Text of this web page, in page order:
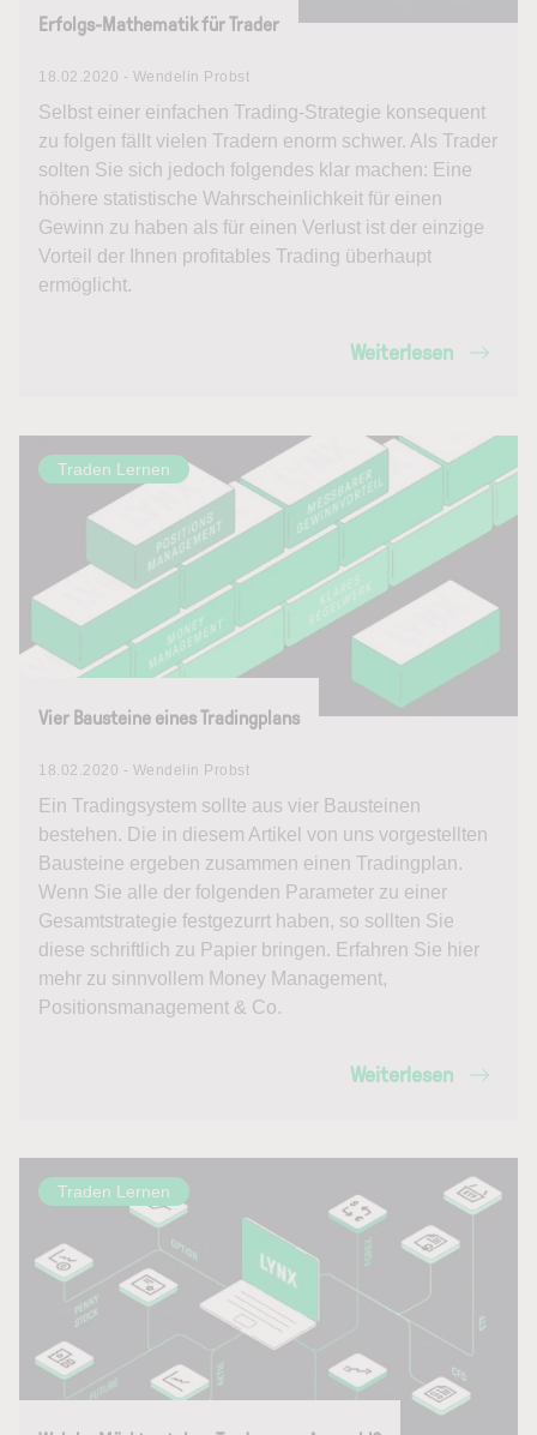
Erfolgs-Mathematik für Trader
18.02.2020 - Wendelin Probst
Selbst einer einfachen Trading-Strategie konsequent
zu folgen fällt vielen Tradern enorm schwer. Als Trader
solten Sie sich jedoch folgendes klar machen: Eine
höhere statistische Wahrscheinlichkeit für einen
Gewinn zu haben als für einen Verlust ist der einzige
Vorteil der Ihnen profitables Trading überhaupt
ermöglicht.
Weiterlesen
Traden Lernen
Vier Bausteine eines Tradingplans
18.02.2020 - Wendelin Probst
Ein Tradingsystem sollte aus vier Bausteinen
bestehen. Die in diesem Artikel von uns vorgestellten
Bausteine ergeben zusammen einen Tradingplan.
Wenn Sie alle der folgenden Parameter zu einer
Gesamtstrategie festgezurrt haben, so sollten Sie
diese schriftlich zu Papier bringen. Erfahren Sie hier
mehr zu sinnvollem Money Management,
Positionsmanagement & Co.
Weiterlesen
Traden Lernen